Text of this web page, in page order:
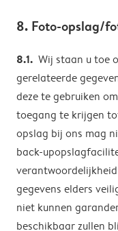
8. Foto-opslag/
8.1. Wij staan ​​u toe
gerelateerde
deze te gebruiken
toegang te krijgen
opslag bij ons mag
back-
gegevens elders
niet kunnen
beschikbaar zullen